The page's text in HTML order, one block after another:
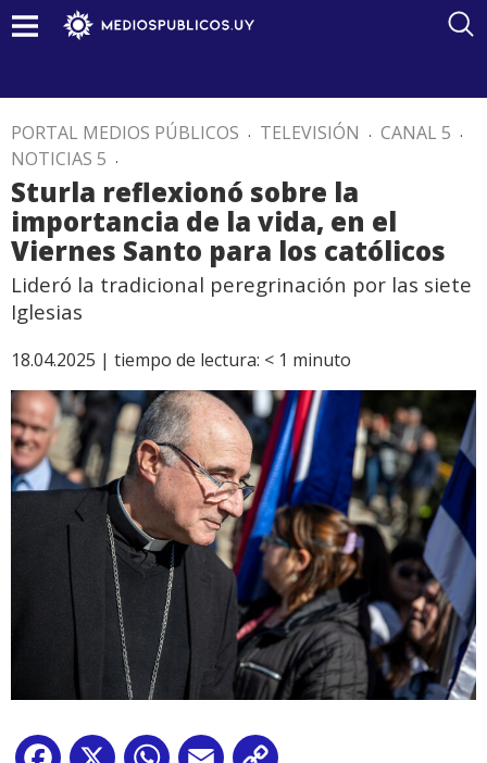
PORTAL MEDIOS PÚBLICOS . TELEVISIÓN . CANAL 5 .
NOTICIAS 5 .
Sturla reflexionó sobre la
importancia de la vida, en el
Viernes Santo para los católicos
Lideró la tradicional peregrinación por las siete
Iglesias
18.04.2025 | tiempo de lectura: < 1 minuto